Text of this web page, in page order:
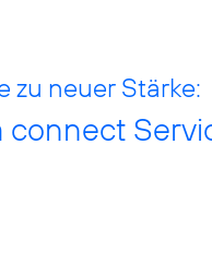
zu neuer Stärke: